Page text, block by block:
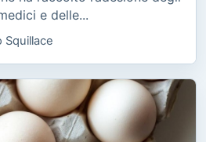
e delle...
Squillace